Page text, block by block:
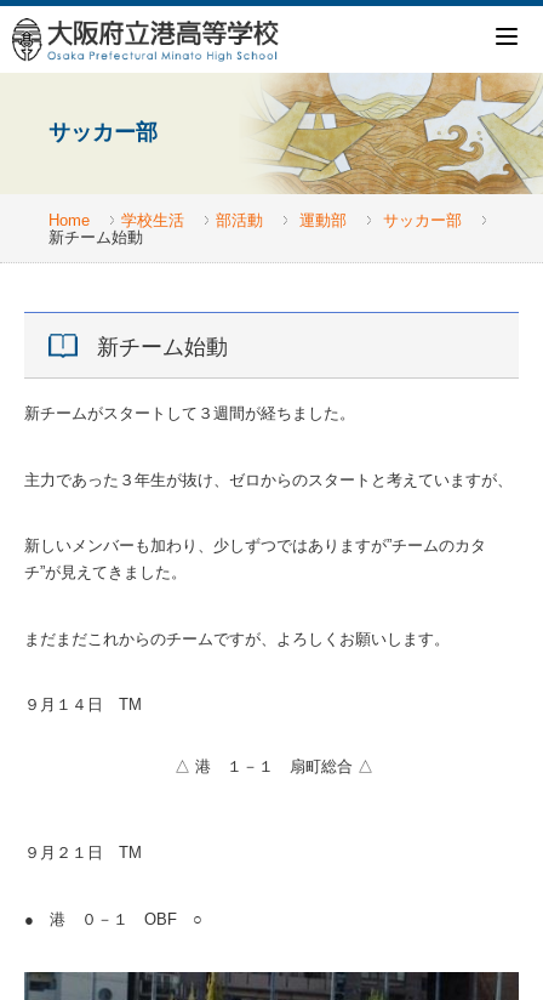
サッカー部
Home 学校生活 部活動 運動部
サッカー部
新チーム始動
新チーム始動
新チームがスタートして３週間が経ちました。
主力であった３年生が抜け、ゼロからのスタートと考えていますが、
新しいメンバーも加わり、少しずつではありますが”チームのカタ
チ”が見えてきました。
まだまだこれからのチームですが、よろしくお願いします。
９月１４日 TM
△ 港 １－１ 扇町総合 △
９月２１日 TM
● 港 ０－１ OBF ○